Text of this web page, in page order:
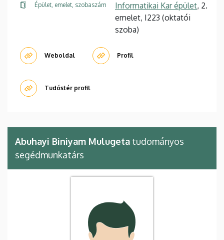
Épület, emelet, szobaszám Informatikai Kar épület, 2.
emelet, I223 (oktatói
szoba)
Weboldal Profil
Tudóstér profil
Abuhayi Biniyam Mulugeta tudományos
segédmunkatárs